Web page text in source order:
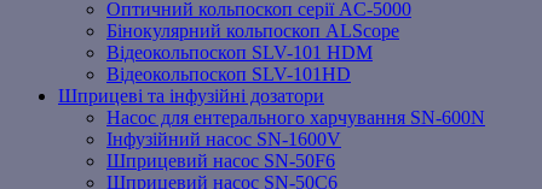
Оптичний кольпоскоп серії AC-5000
Бінокулярний кольпоскоп ALScope
Відеокольпоскоп SLV-101 HDM
Відеокольпоскоп SLV-101HD
Шприцеві та інфузійні дозатори
Насос для ентерального харчування SN-600N
Інфузійний насос SN-1600V
Шприцевий насос SN-50F6
Шприцевий насос SN-50C6